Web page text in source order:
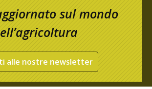
sul mondo
alle nostre newsletter